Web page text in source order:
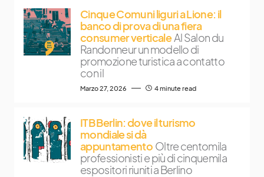
Cinque Comuni liguri a Lione: il
banco di prova di una fiera
consumer verticale Al Salon du
Randonneur un modello di
promozione turistica a contatto
con il
Marzo 27, 2026 4 minute read
ITB Berlin: dove il turismo
mondiale si dà
appuntamento Oltre centomila
professionisti e più di cinquemila
espositori riuniti a Berlino